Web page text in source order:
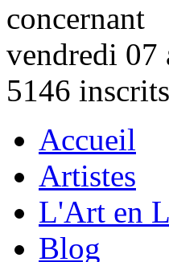
concernant
vendredi 07
5146 inscrits
Menu principal
Accueil
Artistes
L'Art en
Blog